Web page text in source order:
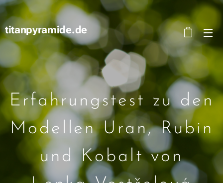
titanpyramide.de
Erfahrungstest zu den
Modellen Uran, Rubin
und Kobalt von